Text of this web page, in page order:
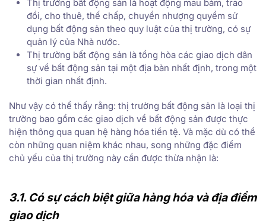
Thị trường bất động sản là hoạt động mau bám, trao
đổi, cho thuê, thế chấp, chuyển nhượng quyềm sử
dụng bất động sản theo quy luật của thị trường, có sự
quản lý của Nhà nước.
Thị trường bất động sản là tổng hòa các giao dịch dân
sự về bất động sản tại một địa bàn nhất định, trong một
thời gian nhất định.
Như vậy có thể thấy rằng: thị trường bất động sản là loại thị
trường bao gồm các giao dịch về bất động sản được thực
hiện thông qua quan hệ hàng hóa tiền tệ. Và mặc dù có thể
còn những quan niệm khác nhau, song những đặc điểm
chủ yếu của thị trường này cần được thừa nhận là:
3.1. Có sự cách biệt giữa hàng hóa và địa điểm
giao dịch